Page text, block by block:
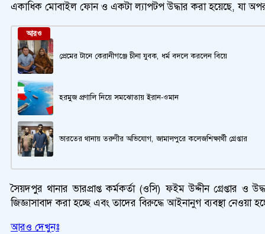
একাধিক মোবাইল ফোন ও একটা ল্যাপটপ উদ্ধার করা হয়েছে, যা
আরও
প্রেমের টানে কেরানীগঞ্জে চীনা যুবক, ধর্ম বদলে করলেন বিয়ে
হরমুজ প্রণালি নিয়ে সমঝোতায় ইরান-ওমান
ভারতের থানায় তরুণীর অভিযোগ, জামালপুরে কলেজশিক্ষার্থী গ্রেপ্তার
সৈয়দপুর থানার ভারপ্রাপ্ত কর্মকর্তা (ওসি) ফইম উদ্দীন গ্রেপ্তার
জিজ্ঞাসাবাদ করা হচ্ছে এবং তাদের বিরুদ্ধে আইনানুগ ব্যবস্থা নেওয়া
আরও দেখুনঃ